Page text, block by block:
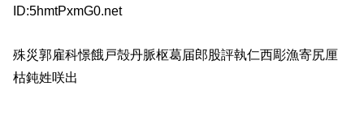
ID:5hmtPxmG0.net
殊災郭雇科憬餓戸殻丹脈枢葛届郎股評執仁西彫漁寄尻厘
枯鈍姓咲出